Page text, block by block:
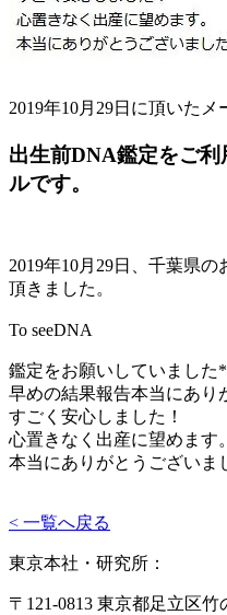
2019年10月29日に頂いた
出生前DNA鑑定をご
ルです。
2019年10月29日、千葉県
頂きました。
To seeDNA
鑑定をお願いしていました
早めの結果報告本当にあり
すごく安心しました！
心置きなく出産に望めます。
本当にありがとうございま
< 一覧へ戻る
東京本社・研究所：
〒121-0813 東京都足立区